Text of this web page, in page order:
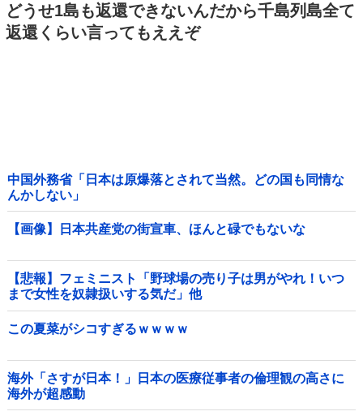
どうせ1島も返還できないんだから千島列島全て
返還くらい言ってもええぞ
中国外務省「日本は原爆落とされて当然。どの国も同情な
んかしない」
【画像】日本共産党の街宣車、ほんと碌でもないな
【悲報】フェミニスト「野球場の売り子は男がやれ！いつ
まで女性を奴隷扱いする気だ」他
この夏菜がシコすぎるｗｗｗｗ
海外「さすが日本！」日本の医療従事者の倫理観の高さに
海外が超感動